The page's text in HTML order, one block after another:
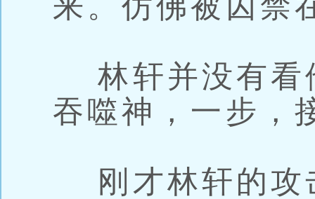
林轩并没有看
吞噬神，一步，
刚才林轩的攻